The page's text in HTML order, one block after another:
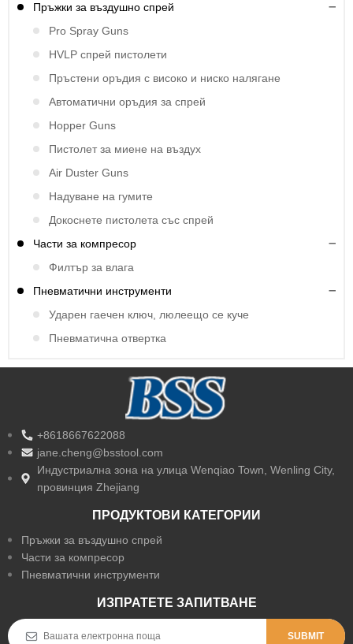
Пръжки за въздушно спрей
Pro Spray Guns
HVLP спрей пистолети
Пръстени оръдия с високо и ниско налягане
Автоматични оръдия за спрей
Hopper Guns
Пистолет за миене на въздух
Air Duster Guns
Надуване на гумите
Докоснете пистолета със спрей
Части за компресор
Филтър за влага
Пневматични инструменти
Ударен гаечен ключ, люлеещо се куче
Пневматична отвертка
+8618667622088
jane.cheng@bsstool.com
Индустриална зона на улица Wenqiao Town, Wenling City,
провинция Zhejiang
ПРОДУКТОВИ КАТЕГОРИИ
Пръжки за въздушно спрей
Части за компресор
Пневматични инструменти
ИЗПРАТЕТЕ ЗАПИТВАНЕ
SUBMIT